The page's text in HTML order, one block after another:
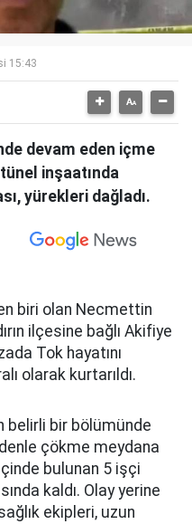
15:43
devam eden içme
inşaatında
yürekleri dağladı.
biri olan Necmettin
ilçesine bağlı Akifiye
Tok hayatını
olarak kurtarıldı.
belirli bir bölümünde
çökme meydana
bulunan 5 işçi
kaldı. Olay yerine
ekipleri, uzun